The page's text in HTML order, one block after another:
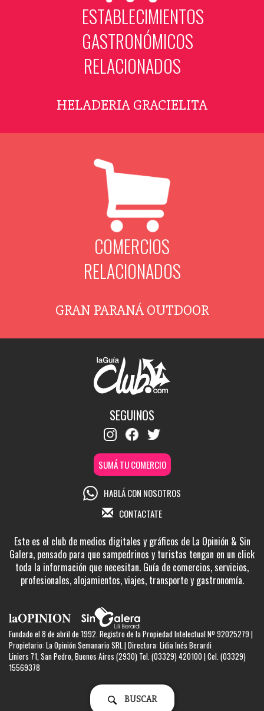
ESTABLECIMIENTOS
GASTRONÓMICOS
RELACIONADOS
HELADERIA GRACIELITA
COMERCIOS
RELACIONADOS
GRAN PARANÁ OUTDOOR
SEGUINOS
SUMÁ TU COMERCIO
HABLÁ CON NOSOTROS
CONTACTATE
Este es el club de medios digitales y gráficos de La Opinión & Sin
Galera, pensado para que sampedrinos y turistas tengan en un click
toda la información que necesitan. Guía de comercios, servicios,
profesionales, alojamientos, viajes, transporte y gastronomía.
Fundado el 8 de abril de 1992. Registro de la Propiedad Intelectual Nº 92025279 |
Propietario: La Opinión Semanario SRL | Directora: Lidia Inés Berardi
Liniers 71, San Pedro, Buenos Aires (2930) Tel. (03329) 420100 | Cel. (03329)
15569378
BUSCAR